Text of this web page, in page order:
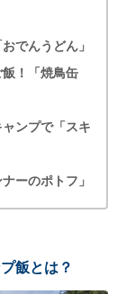
でんうどん」
！「焼鳥缶
ンプで「スキ
ーのポトフ」
飯とは？